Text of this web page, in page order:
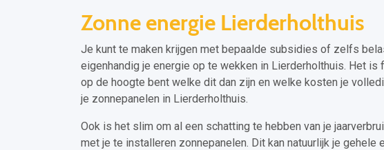
Zonne energie Lierderholthuis
Je kunt te maken krijgen met bepaalde subsidies of zelfs
eigenhandig je energie op te wekken in Lierderholthuis. Het is
op de hoogte bent welke dit dan zijn en welke kosten je
je zonnepanelen in Lierderholthuis.
Ook is het slim om al een schatting te hebben van je
met je te installeren zonnepanelen. Dit kan natuurlijk je gehele